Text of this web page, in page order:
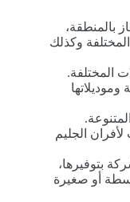
بالمنطقة،
وكذلك
المختلفة.
الجليم
بتوفيرها،
أو صغيرة